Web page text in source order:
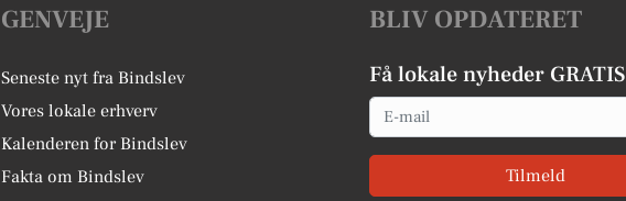
GENVEJE
Seneste nyt fra Bindslev
Vores lokale erhverv
Kalenderen for Bindslev
Fakta om Bindslev
BLIV OPDATERET
Få lokale nyheder GRATIS
Email
Tilmeld